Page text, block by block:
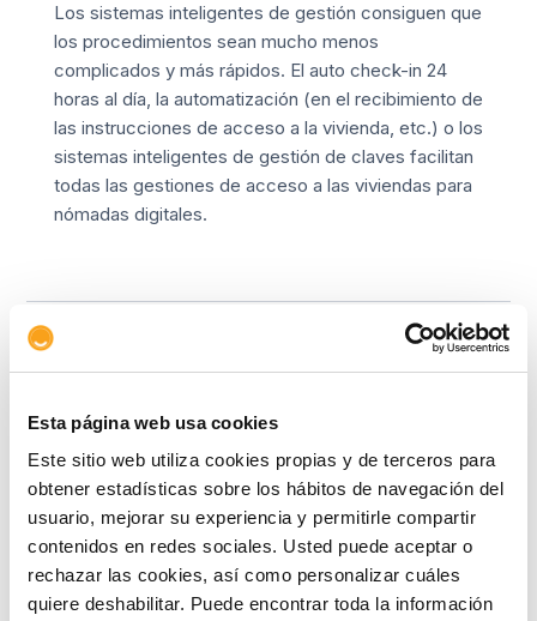
Esta página web usa cookies
Este sitio web utiliza cookies propias y de terceros para
obtener estadísticas sobre los hábitos de navegación del
usuario, mejorar su experiencia y permitirle compartir
contenidos en redes sociales. Usted puede aceptar o
rechazar las cookies, así como personalizar cuáles
quiere deshabilitar. Puede encontrar toda la información
Los sistemas inteligentes de gestión consiguen que
los procedimientos sean mucho menos
complicados y más rápidos. El auto check-in 24
horas al día, la automatización (en el recibimiento de
las instrucciones de acceso a la vivienda, etc.) o los
sistemas inteligentes de gestión de claves facilitan
todas las gestiones de acceso a las viviendas para
nómadas digitales.
Artículos relacionados